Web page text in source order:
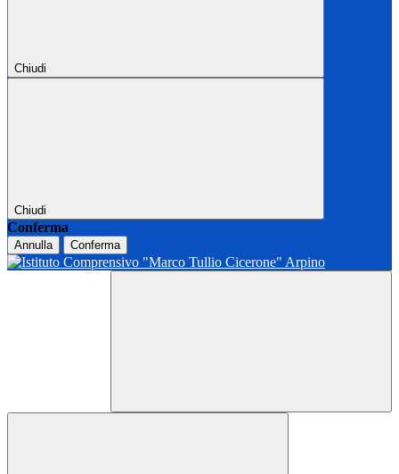
Chiudi
Chiudi
Conferma
Annulla Conferma